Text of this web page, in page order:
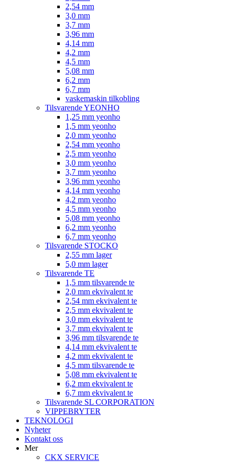
2,54 mm
3,0 mm
3,7 mm
3,96 mm
4,14 mm
4,2 mm
4,5 mm
5,08 mm
6,2 mm
6,7 mm
vaskemaskin tilkobling
Tilsvarende YEONHO
1,25 mm yeonho
1,5 mm yeonho
2,0 mm yeonho
2,54 mm yeonho
2,5 mm yeonho
3,0 mm yeonho
3,7 mm yeonho
3,96 mm yeonho
4,14 mm yeonho
4,2 mm yeonho
4,5 mm yeonho
5,08 mm yeonho
6,2 mm yeonho
6,7 mm yeonho
Tilsvarende STOCKO
2,55 mm lager
5,0 mm lager
Tilsvarende TE
1,5 mm tilsvarende te
2,0 mm ekvivalent te
2,54 mm ekvivalent te
2,5 mm ekvivalent te
3,0 mm ekvivalent te
3,7 mm ekvivalent te
3,96 mm tilsvarende te
4,14 mm ekvivalent te
4,2 mm ekvivalent te
4,5 mm tilsvarende te
5,08 mm ekvivalent te
6,2 mm ekvivalent te
6,7 mm ekvivalent te
Tilsvarende SL CORPORATION
VIPPEBRYTER
TEKNOLOGI
Nyheter
Kontakt oss
Mer
CKX SERVICE